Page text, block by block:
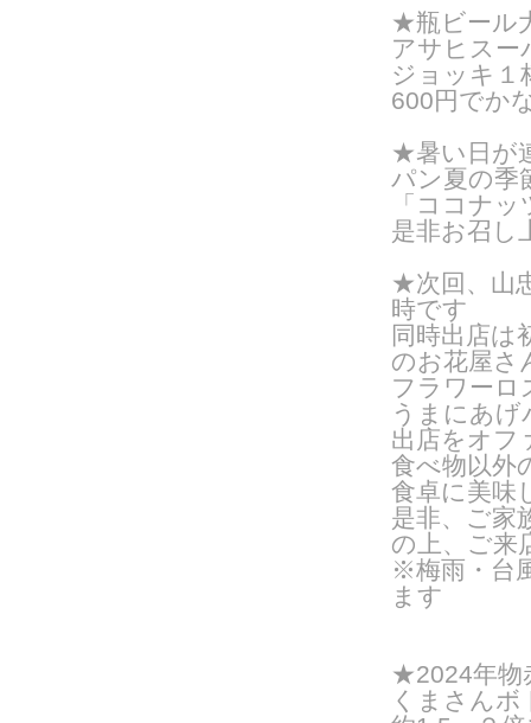
★瓶ビール
アサヒスー
ジョッキ１
600円でか
★暑い日が
パン夏の季
「ココナ
是非お召し
★次回、山
時です
同時出店は
のお花屋さ
フラワーロ
うまにあ
出店をオフ
食べ物以外
食卓に美味
是非、ご家
の上、ご来
※梅雨・台
ます
★2024年物
くまさんボ